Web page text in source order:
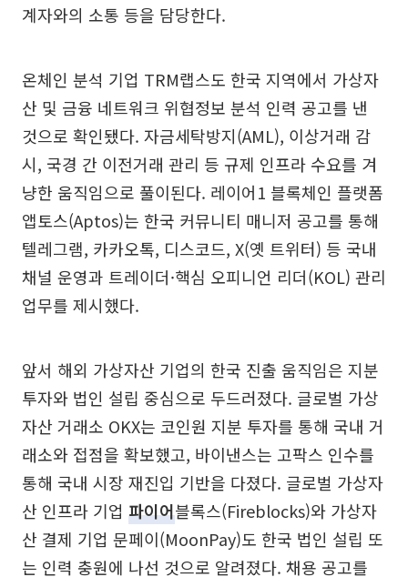
계자와의 소통 등을 담당한다.
온체인 분석 기업 TRM랩스도 한국 지역에서 가상자
산 및 금융 네트워크 위협정보 분석 인력 공고를 낸
것으로 확인됐다. 자금세탁방지(AML), 이상거래 감
시, 국경 간 이전거래 관리 등 규제 인프라 수요를 겨
냥한 움직임으로 풀이된다. 레이어1 블록체인 플랫폼
앱토스(Aptos)는 한국 커뮤니티 매니저 공고를 통해
텔레그램, 카카오톡, 디스코드, X(옛 트위터) 등 국내
채널 운영과 트레이더·핵심 오피니언 리더(KOL) 관리
업무를 제시했다.
앞서 해외 가상자산 기업의 한국 진출 움직임은 지분
투자와 법인 설립 중심으로 두드러졌다. 글로벌 가상
자산 거래소 OKX는 코인원 지분 투자를 통해 국내 거
래소와 접점을 확보했고, 바이낸스는 고팍스 인수를
통해 국내 시장 재진입 기반을 다졌다. 글로벌 가상자
산 인프라 기업 파이어블록스(Fireblocks)와 가상자
산 결제 기업 문페이(MoonPay)도 한국 법인 설립 또
는 인력 충원에 나선 것으로 알려졌다. 채용 공고를